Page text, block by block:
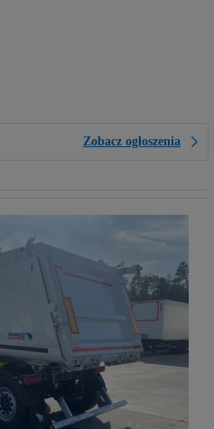
Zobacz ogłoszenia